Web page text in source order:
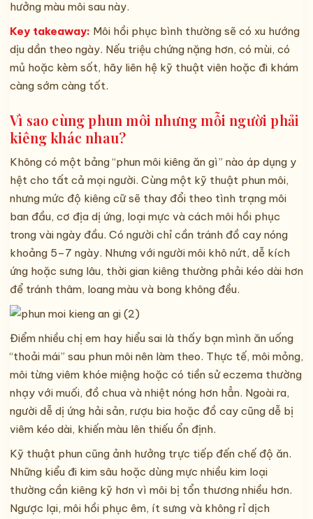
hưởng màu môi sau này.
Key takeaway: Môi hồi phục bình thường sẽ có xu hướng
dịu dần theo ngày. Nếu triệu chứng nặng hơn, có mùi, có
mủ hoặc kèm sốt, hãy liên hệ kỹ thuật viên hoặc đi khám
càng sớm càng tốt.
Vì sao cùng phun môi nhưng mỗi người phải
kiêng khác nhau?
Không có một bảng “phun môi kiêng ăn gì” nào áp dụng y
hệt cho tất cả mọi người. Cùng một kỹ thuật phun môi,
nhưng mức độ kiêng cữ sẽ thay đổi theo tình trạng môi
ban đầu, cơ địa dị ứng, loại mực và cách môi hồi phục
trong vài ngày đầu. Có người chỉ cần tránh đồ cay nóng
khoảng 5–7 ngày. Nhưng với người môi khô nứt, dễ kích
ứng hoặc sưng lâu, thời gian kiêng thường phải kéo dài hơn
để tránh thâm, loang màu và bong không đều.
Điểm nhiều chị em hay hiểu sai là thấy bạn mình ăn uống
“thoải mái” sau phun môi nên làm theo. Thực tế, môi mỏng,
môi từng viêm khóe miệng hoặc có tiền sử eczema thường
nhạy với muối, đồ chua và nhiệt nóng hơn hẳn. Ngoài ra,
người dễ dị ứng hải sản, rượu bia hoặc đồ cay cũng dễ bị
viêm kéo dài, khiến màu lên thiếu ổn định.
Kỹ thuật phun cũng ảnh hưởng trực tiếp đến chế độ ăn.
Những kiểu đi kim sâu hoặc dùng mực nhiều kim loại
thường cần kiêng kỹ hơn vì môi bị tổn thương nhiều hơn.
Ngược lại, môi hồi phục êm, ít sưng và không rỉ dịch